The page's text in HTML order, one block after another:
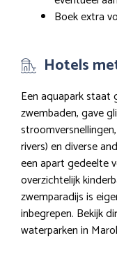
Boek extra
Hotels
Een aquapark staat
zwembaden, gave
rivers) en diverse
een apart gedeelte
overzichtelijk
zwemparadijs is
inbegrepen. Bekijk
waterparken in